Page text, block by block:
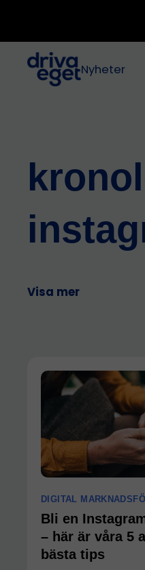
Nyheter
Visa mer
DIGITAL
Bli en
– här är våra 5
bästa tips